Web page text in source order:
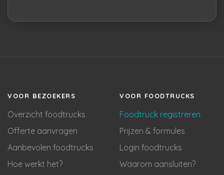
VOOR BEZOEKERS
Overzicht foodtrucks
Offerte aanvragen
Aanbevolen foodtrucks
Hoe werkt het?
VOOR FOODTRUCKS
Foodtruck registreren
Prijzen & formules
Login foodtrucks
Waarom aansluiten?